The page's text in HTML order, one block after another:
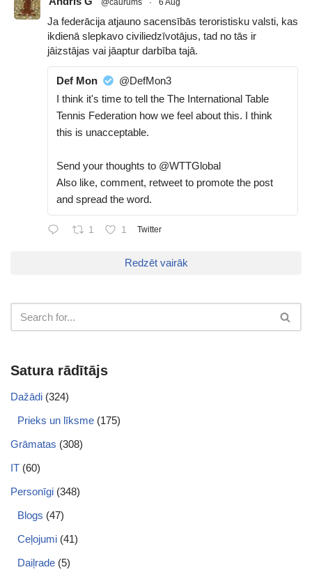
Ja federācija atjauno sacensībās teroristisku valsti, kas
ikdienā slepkavo civiliedzīvotājus, tad no tās ir
jāizstājas vai jāaptur darbība tajā.
Def Mon
@DefMon3
I think it's time to tell the The International Table
Tennis Federation how we feel about this. I think
this is unacceptable.
Send your thoughts to @WTTGlobal
Also like, comment, retweet to promote the post
and spread the word.
1 1 Twitter
Redzēt vairāk
Satura rādītājs
Dažādi (324)
Prieks un līksme (175)
Grāmatas (308)
IT (60)
Personīgi (348)
Blogs (47)
Ceļojumi (41)
Daiļrade (5)